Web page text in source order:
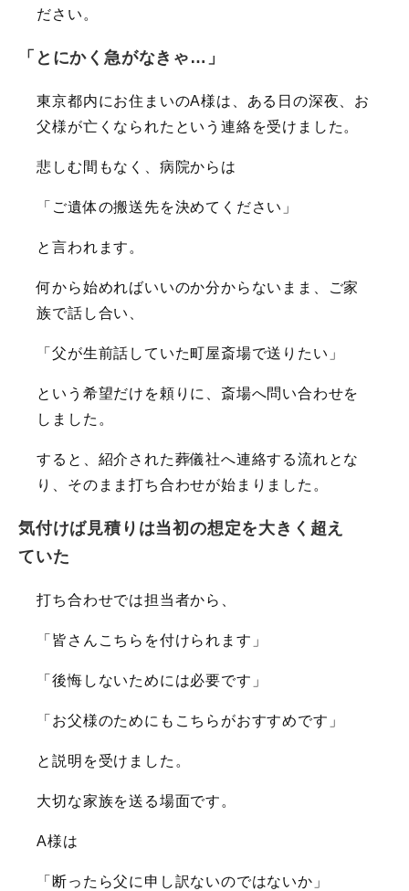
ださい。
「とにかく急がなきゃ…」
東京都内にお住まいのA様は、ある日の深夜、お
父様が亡くなられたという連絡を受けました。
悲しむ間もなく、病院からは
「ご遺体の搬送先を決めてください」
と言われます。
何から始めればいいのか分からないまま、ご家
族で話し合い、
「父が生前話していた町屋斎場で送りたい」
という希望だけを頼りに、斎場へ問い合わせを
しました。
すると、紹介された葬儀社へ連絡する流れとな
り、そのまま打ち合わせが始まりました。
気付けば見積りは当初の想定を大きく超え
ていた
打ち合わせでは担当者から、
「皆さんこちらを付けられます」
「後悔しないためには必要です」
「お父様のためにもこちらがおすすめです」
と説明を受けました。
大切な家族を送る場面です。
A様は
「断ったら父に申し訳ないのではないか」